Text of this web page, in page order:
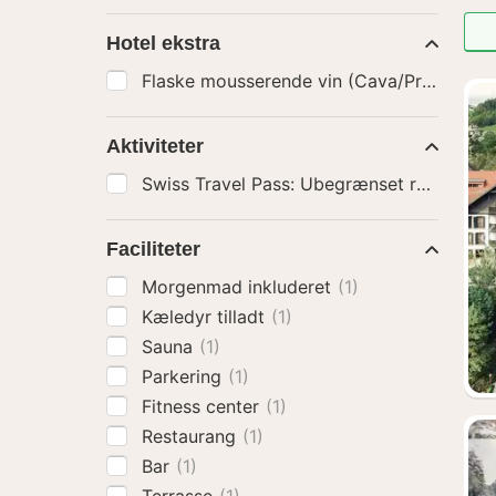
Hotel ekstra
Flaske mousserende vin (Cava/Prosecco)
Aktiviteter
Faciliteter
Morgenmad inkluderet (1)
Kæledyr tilladt (1)
Sauna (1)
Parkering (1)
Fitness center (1)
Restaurang (1)
Bar (1)